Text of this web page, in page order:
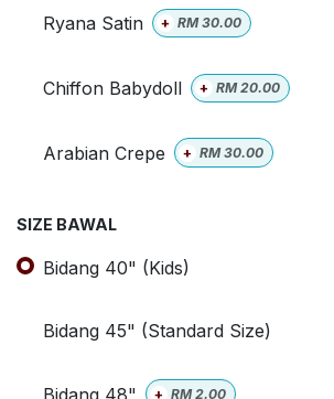
Ryana Satin + RM30.00
Chiffon Babydoll + RM20.00
Arabian Crepe + RM30.00
SIZE BAWAL
Bidang 40" (Kids)
Bidang 45" (Standard Size)
Bidang 48" + RM2.00